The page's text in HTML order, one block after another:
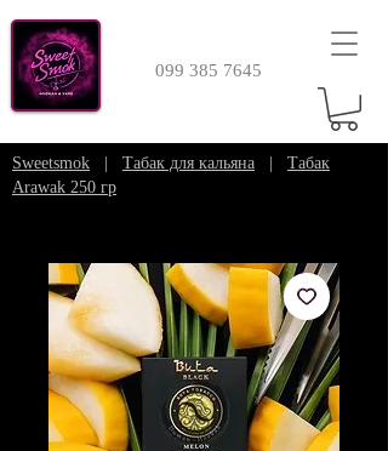
099 385 7645
Sweetsmok Табак для кальяна
Табак
Arawak 250 гр